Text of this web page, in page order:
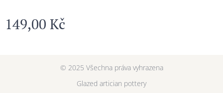
149,00 Kč
© 2025 Všechna práva vyhrazena
Glazed artician pottery